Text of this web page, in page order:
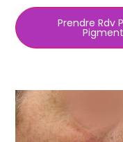
Prendre Rdv